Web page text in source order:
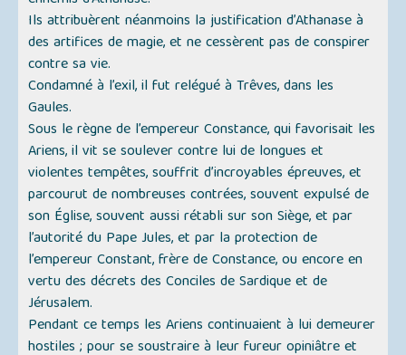
Ils attribuèrent néanmoins la justification d’Athanase à
des artifices de magie, et ne cessèrent pas de conspirer
contre sa vie.
Condamné à l’exil, il fut relégué à Trêves, dans les
Gaules.
Sous le règne de l’empereur Constance, qui favorisait les
Ariens, il vit se soulever contre lui de longues et
violentes tempêtes, souffrit d’incroyables épreuves, et
parcourut de nombreuses contrées, souvent expulsé de
son Église, souvent aussi rétabli sur son Siège, et par
l’autorité du Pape Jules, et par la protection de
l’empereur Constant, frère de Constance, ou encore en
vertu des décrets des Conciles de Sardique et de
Jérusalem.
Pendant ce temps les Ariens continuaient à lui demeurer
hostiles ; pour se soustraire à leur fureur opiniâtre et